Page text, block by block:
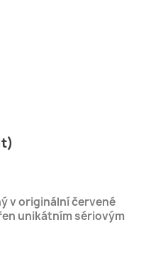
v originální červené
unikátním sériovým